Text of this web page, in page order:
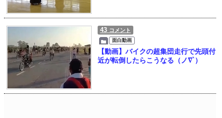
43 コメント
面白動画
【動画】バイクの超集団走行で先頭付
近が転倒したらこうなる（ノ∇`）